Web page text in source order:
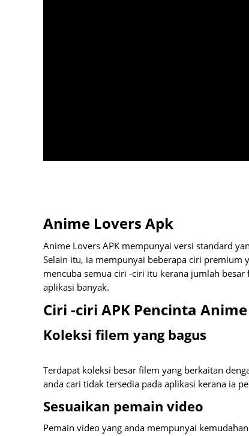
Anime Lovers Apk
Anime Lovers APK mempunyai versi standard
Selain itu, ia mempunyai beberapa ciri premium
mencuba semua ciri -ciri itu kerana jumlah
aplikasi banyak.
Ciri -ciri APK Pencinta Anime
Koleksi filem yang bagus
Terdapat koleksi besar filem yang berkaitan
anda cari tidak tersedia pada aplikasi kerana ia
Sesuaikan pemain video
Pemain video yang anda mempunyai